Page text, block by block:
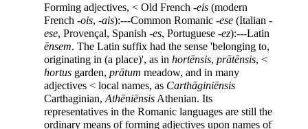
Forming adjectives, < Old French -eis (modern
French -ois, -ais):---Common Romanic -ese (Italian -
ese, Provençal, Spanish -es, Portuguese -ez):---Latin
ēnsem. The Latin suffix had the sense 'belonging to,
originating in (a place)', as in hortēnsis, prātēnsis, <
hortus garden, prātum meadow, and in many
adjectives < local names, as Carthāginiēnsis
Carthaginian, Athēniēnsis Athenian. Its
representatives in the Romanic languages are still the
ordinary means of forming adjectives upon names of